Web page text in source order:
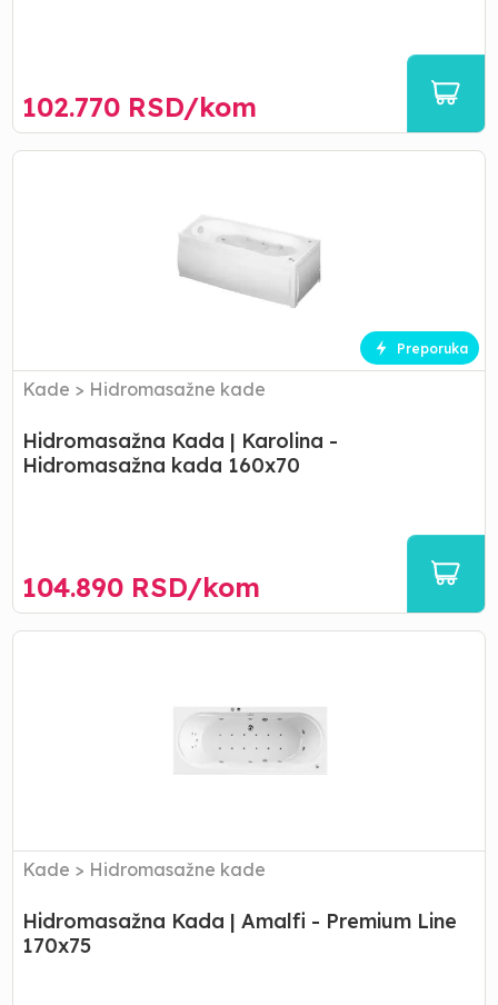
102.770 RSD/kom
Hidromasažna
Preporuka
Kade > Hidromasažne kade
Hidromasažna Kada | Karolina -
Hidromasažna kada 160x70
104.890 RSD/kom
Hidromasažna
Kade > Hidromasažne kade
Hidromasažna Kada | Amalfi - Premium Line
170x75